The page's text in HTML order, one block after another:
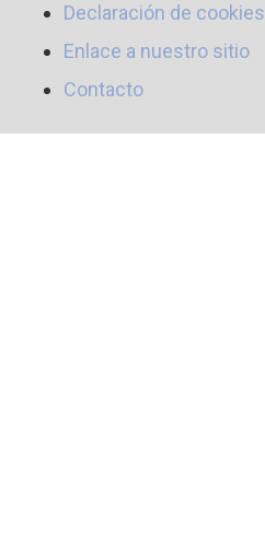
Declaración de cookies
Enlace a nuestro sitio
Contacto